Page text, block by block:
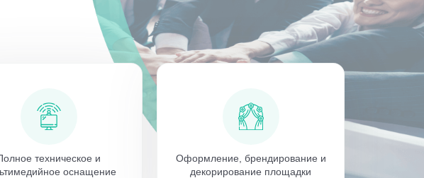
техническое и
оснащение
Оформление, брендирование и
декорирование площадки